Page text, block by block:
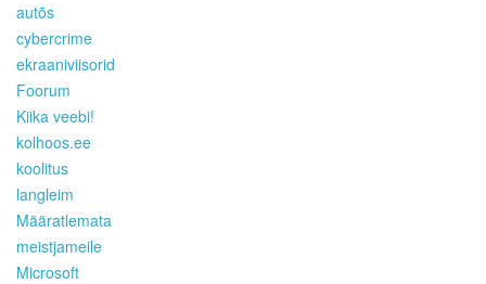
autõs
cybercrime
ekraaniviisorid
Foorum
Kiika veebi!
kolhoos.ee
koolitus
langleim
Määratlemata
meistjameile
Microsoft